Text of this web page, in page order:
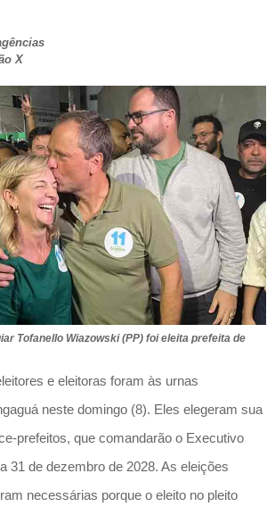
X
Tofanello Wiazowski (PP) foi eleita prefeita de
e eleitoras foram às urnas
neste domingo (8). Eles elegeram sua
prefeitos, que comandarão o Executivo
31 de dezembro de 2028. As eleições
necessárias porque o eleito no pleito